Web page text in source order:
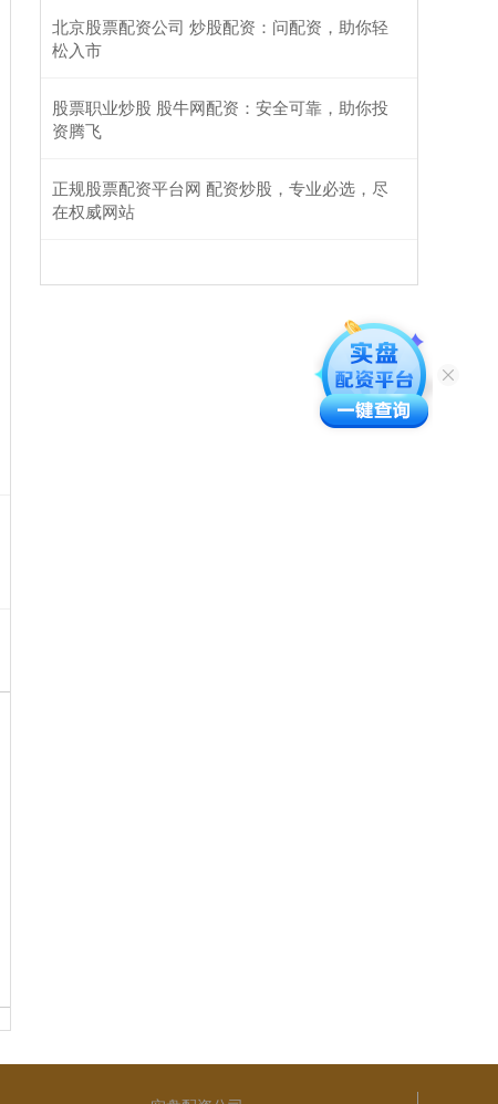
北京股票配资公司 炒股配资：问配资，助你轻
松入市
股票职业炒股 股牛网配资：安全可靠，助你投
资腾飞
正规股票配资平台网 配资炒股，专业必选，尽
在权威网站